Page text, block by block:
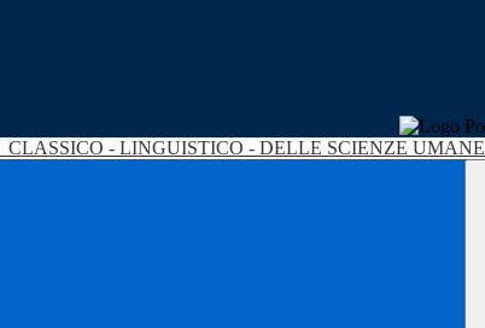
CLASSICO - LINGUISTICO - DELLE SCIENZE UMANE